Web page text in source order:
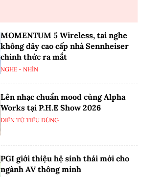
MOMENTUM 5 Wireless, tai nghe
không dây cao cấp nhà Sennheiser
chính thức ra mắt
NGHE - NHÌN
Lên nhạc chuẩn mood cùng Alpha
Works tại P.H.E Show 2026
ĐIỆN TỬ TIÊU DÙNG
PGI giới thiệu hệ sinh thái mới cho
ngành AV thông minh